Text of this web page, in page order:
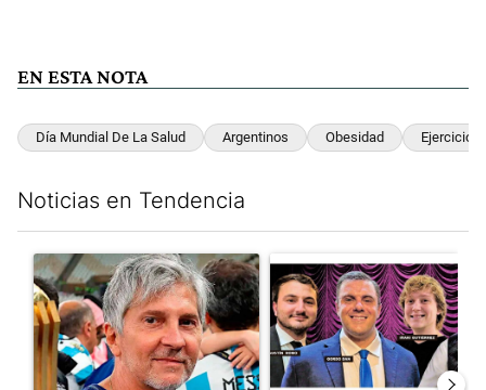
EN ESTA NOTA
Día Mundial De La Salud Argentinos Obesidad Ejercicio
Noticias en Tendencia
Un artículo de tendencia con el título "Murió Jorge Messi, el
Un artículo de tendencia con